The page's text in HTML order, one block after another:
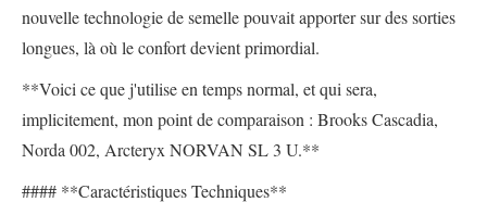
nouvelle technologie de semelle pouvait apporter sur des sorties
longues, là où le confort devient primordial.
**Voici ce que j'utilise en temps normal, et qui sera,
implicitement, mon point de comparaison : Brooks Cascadia,
Norda 002, Arcteryx NORVAN SL 3 U.**
#### **Caractéristiques Techniques**